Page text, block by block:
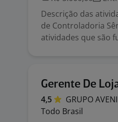
Descrição das
de Controladoria
atividades que são
Gerente De
4,5 GRUPO
Todo Brasil